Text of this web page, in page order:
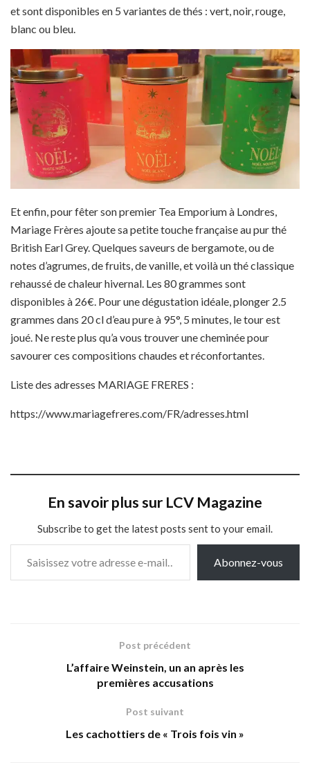
et sont disponibles en 5 variantes de thés : vert, noir, rouge,
blanc ou bleu.
Et enfin, pour fêter son premier Tea Emporium à Londres,
Mariage Frères ajoute sa petite touche française au pur thé
British Earl Grey. Quelques saveurs de bergamote, ou de
notes d’agrumes, de fruits, de vanille, et voilà un thé classique
rehaussé de chaleur hivernal. Les 80 grammes sont
disponibles à 26€. Pour une dégustation idéale, plonger 2.5
grammes dans 20 cl d’eau pure à 95°, 5 minutes, le tour est
joué. Ne reste plus qu’a vous trouver une cheminée pour
savourer ces compositions chaudes et réconfortantes.
Liste des adresses MARIAGE FRERES :
https://www.mariagefreres.com/FR/adresses.html
En savoir plus sur LCV Magazine
Subscribe to get the latest posts sent to your email.
Saisissez votre adresse e-mail…
Abonnez-vous
Post précédent
L’affaire Weinstein, un an après les
premières accusations
Post suivant
Les cachottiers de « Trois fois vin »